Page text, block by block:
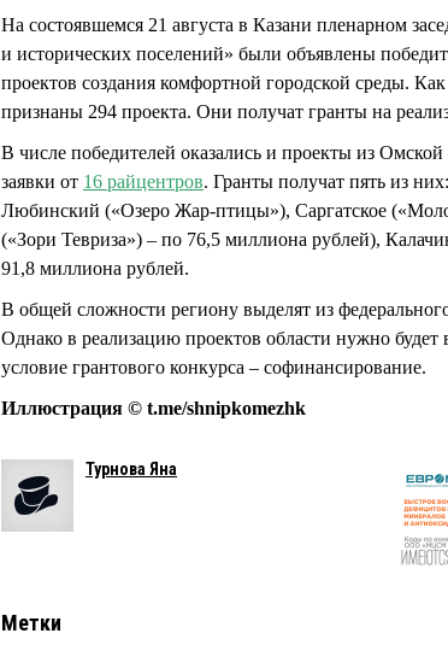
На состоявшемся 21 августа в Казани пленарном
и исторических поселений» были объявлены
проектов создания комфортной городской среды.
признаны 294 проекта. Они получат гранты на
В числе победителей оказались и проекты из
заявки от 16 райцентров. Гранты получат пять из
Любинский («Озеро Жар-птицы»), Саргатское
(«Зори Тевриза») – по 76,5 миллиона рублей),
91,8 миллиона рублей.
В общей сложности региону выделят из
Однако в реализацию проектов области нужно будет
условие грантового конкурса – софинансирование.
Иллюстрация © t.me/shnipkomezhk
Турнова Яна
Метки